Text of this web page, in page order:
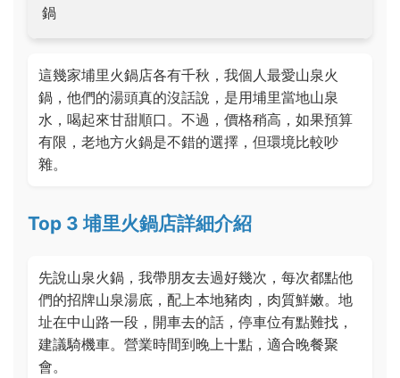
鍋
這幾家埔里火鍋店各有千秋，我個人最愛山泉火
鍋，他們的湯頭真的沒話說，是用埔里當地山泉
水，喝起來甘甜順口。不過，價格稍高，如果預算
有限，老地方火鍋是不錯的選擇，但環境比較吵
雜。
Top 3 埔里火鍋店詳細介紹
先說山泉火鍋，我帶朋友去過好幾次，每次都點他
們的招牌山泉湯底，配上本地豬肉，肉質鮮嫩。地
址在中山路一段，開車去的話，停車位有點難找，
建議騎機車。營業時間到晚上十點，適合晚餐聚
會。